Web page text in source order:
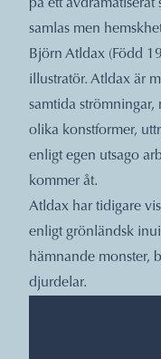
på ett
samlas men
Björn Atldax (Född
illustratör. Atldax är
samtida strömningar,
olika konstformer,
enligt egen utsago
kommer åt.
Atldax har tidigare
enligt grönländsk
hämnande monster,
djurdelar.